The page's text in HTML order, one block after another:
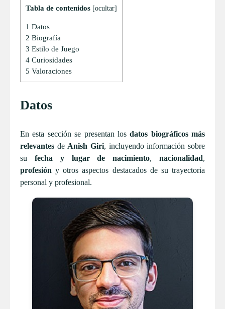
Tabla de contenidos [ocultar]
1 Datos
2 Biografía
3 Estilo de Juego
4 Curiosidades
5 Valoraciones
Datos
En esta sección se presentan losdatos biográficos más
relevantes de Anish Giri, incluyendo información sobre
su fecha y lugar de nacimiento,nacionalidad,
profesión y otros aspectos destacados de su trayectoria
personal y profesional.